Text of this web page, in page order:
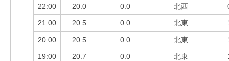
22:00 20.0 0.0 北西
21:00 20.5 0.0 北東
20:00 20.5 0.0 北東
19:00 20.7 0.0 北東